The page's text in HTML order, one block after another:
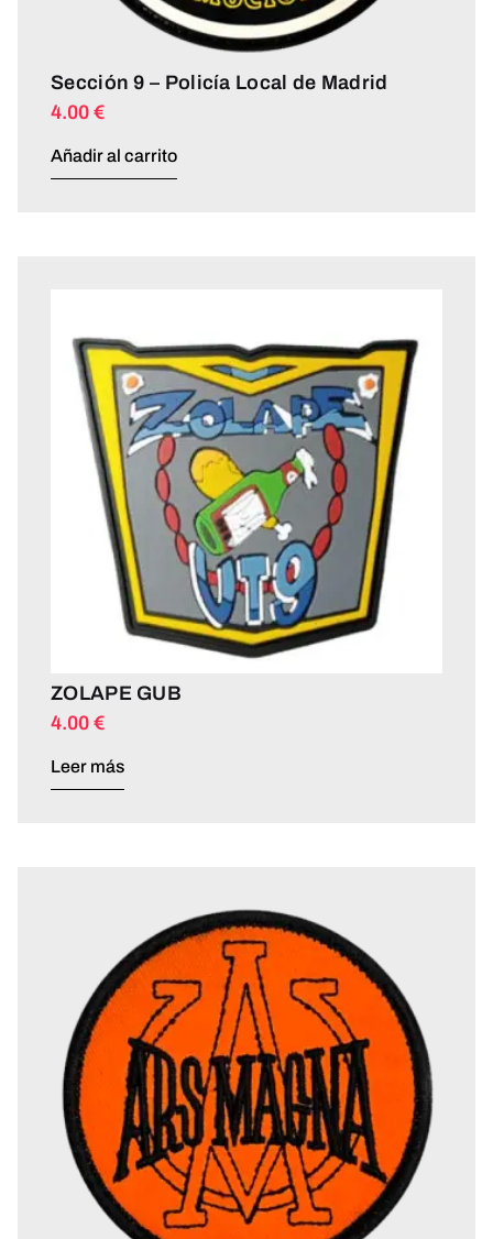
Sección 9 – Policía Local de Madrid
4.00 €
Añadir al carrito
ZOLAPE GUB
4.00 €
Leer más